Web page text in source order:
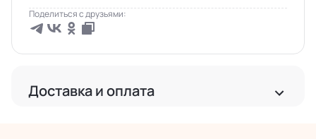
Поделиться с друзьями:
Доставка и оплата